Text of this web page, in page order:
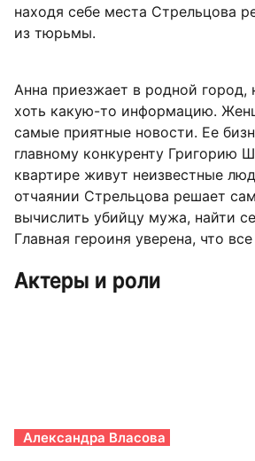
находя себе места Стрельцова
из тюрьмы.
Анна приезжает в родной город,
хоть какую-то информацию.
самые приятные новости. Ее
главному конкуренту Григорию
квартире живут неизвестные
отчаянии Стрельцова решает
вычислить убийцу мужа, найти
Главная героиня уверена, что
Актеры и роли
Александра Власова